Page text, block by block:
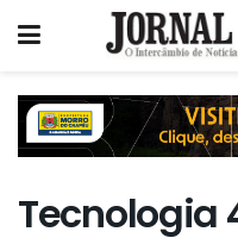
Tecnologia